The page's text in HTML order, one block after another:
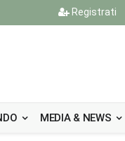
Registrati
MEDIA & NEWS